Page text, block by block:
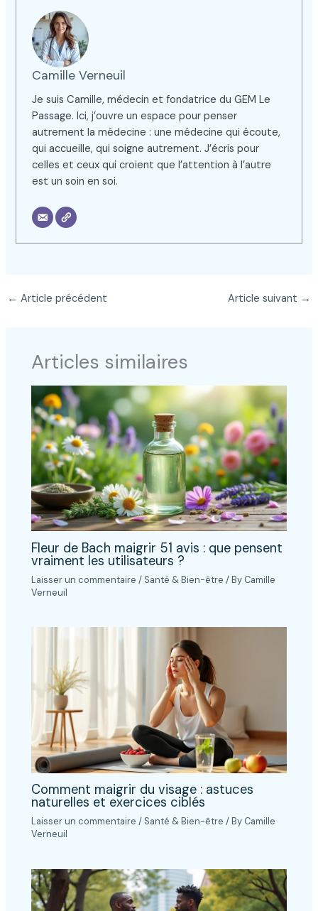
Camille Verneuil
Je suis Camille, médecin et fondatrice du GEM Le
Passage. Ici, j’ouvre un espace pour penser
autrement la médecine : une médecine qui écoute,
qui accueille, qui soigne autrement. J’écris pour
celles et ceux qui croient que l’attention à l’autre
est un soin en soi.
← Article précédent Article suivant →
Articles similaires
Fleur de Bach maigrir 51 avis : que pensent
vraiment les utilisateurs ?
Laisser un commentaire / Santé & Bien-être / By Camille
Verneuil
Comment maigrir du visage : astuces
naturelles et exercices ciblés
Laisser un commentaire / Santé & Bien-être / By Camille
Verneuil